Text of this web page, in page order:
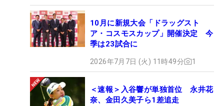
10月に新規大会「ドラッグスト
ア・コスモスカップ」開催決定 今
季は23試合に
2026年7月7日 (火) 11時49分 1
＜速報＞入谷響が単独首位 永井花
奈、金田久美子ら1差追走